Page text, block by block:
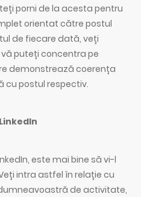
porni de la acesta pentru
orientat către postul
de fiecare dată, veți
puteți concentra pe
demonstrează coerența
cu postul respectiv.
este mai bine să vi-l
intra astfel în relație cu
de activitate,